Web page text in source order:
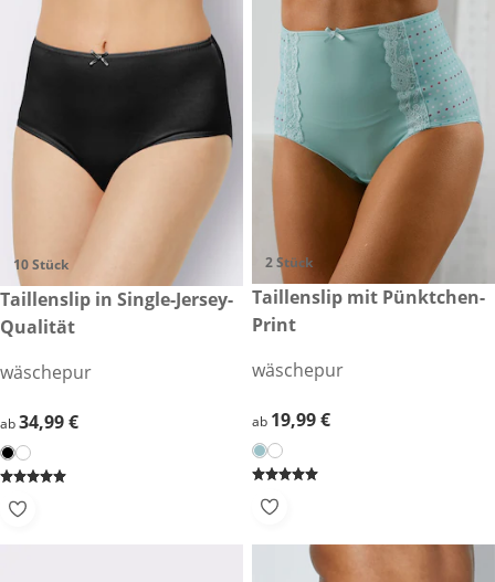
10 Stück
34,99 €
Taillenslip in Single-Jersey-
Qualität
wäschepur
34,99 €
ab34,99 €
2 Stück
19,99 €
Taillenslip mit Pünktchen-
Print
wäschepur
19,99 €
ab 19,99 €